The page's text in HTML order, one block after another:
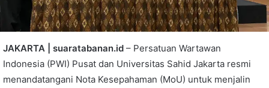
JAKARTA | suaratabanan.id – Persatuan Wartawan
Indonesia (PWI) Pusat dan Universitas Sahid Jakarta resmi
menandatangani Nota Kesepahaman (MoU) untuk menjalin